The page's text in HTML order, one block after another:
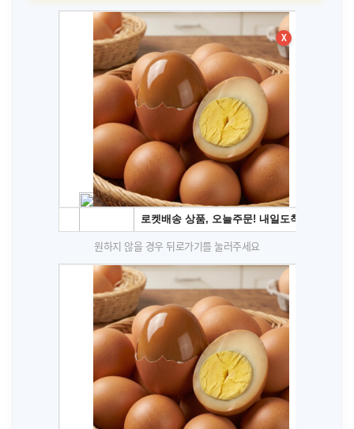
X
원하지 않을 경우 뒤로가기를 눌러주세요